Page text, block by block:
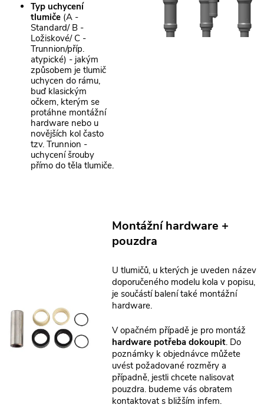
Typ uchycení
tlumiče (A -
Standard/ B -
Ložiskové/ C -
Trunnion/příp.
atypické) - jakým
způsobem je tlumič
uchycen do rámu,
buď klasickým
očkem, kterým se
protáhne montážní
hardware nebo u
novějších kol často
tzv. Trunnion -
uchycení šrouby
přímo do těla tlumiče.
Montážní hardware +
pouzdra
U tlumičů, u kterých je uveden název
doporučeného modelu kola v popisu,
je součástí balení také montážní
hardware.
V opačném případě je pro montáž
hardware potřeba dokoupit. Do
poznámky k objednávce můžete
uvést požadované rozměry a
případně, jestli chcete nalisovat
pouzdra. budeme vás obratem
kontaktovat s bližším infem.